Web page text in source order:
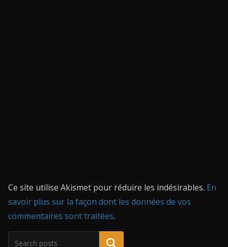
Ce site utilise Akismet pour réduire les indésirables. En
savoir plus sur la façon dont les données de vos
commentaires sont traitées.